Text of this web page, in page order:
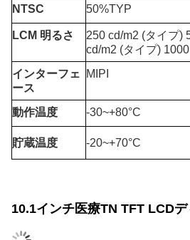
NTSC 50%TYP
LCM 明るさ
250 cd/m2 (タイプ)
cd/m2 (タイプ)
インターフェ
ース
MIPI
動作温度 -30~+80°C
貯蔵温度 -20~+70°C
10.1インチ医療TN TFT LCDデ